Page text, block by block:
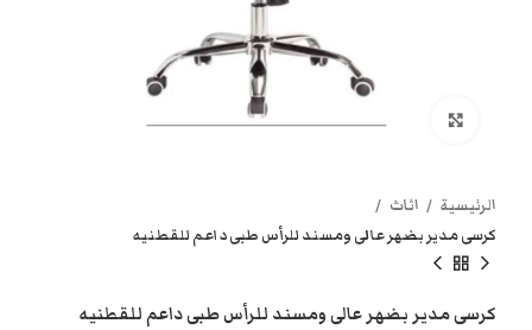
الرئيسية
اثاث
كرسى مدير بضهر عالى ومسند للرأس طبى داعم للقطنيه
كرسى مدير بضهر عالى ومسند للرأس طبى داعم للقطنيه